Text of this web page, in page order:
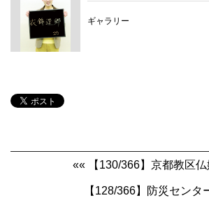
ギャラリー
«« 【130/366】京都教区仏
【128/366】防災センタ